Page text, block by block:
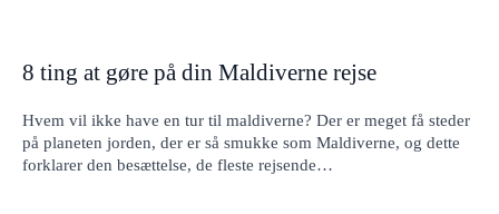
8 ting at gøre på din Maldiverne rejse
Hvem vil ikke have en tur til maldiverne? Der er meget få steder
på planeten jorden, der er så smukke som Maldiverne, og dette
forklarer den besættelse, de fleste rejsende…